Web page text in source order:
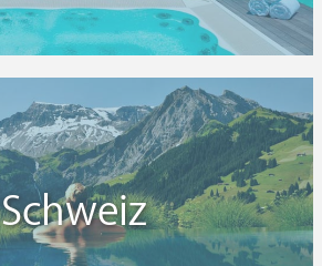
Schweiz